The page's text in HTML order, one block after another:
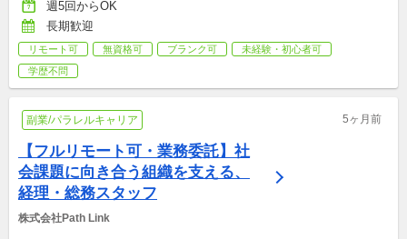
週5回からOK
長期歓迎
リモート可 無資格可 ブランク可
未経験・初心者可
学歴不問
副業/パラレルキャリア 5ヶ月前
【フルリモート可・業務委託】社
会課題に向き合う組織を支える、
経理・総務スタッフ
株式会社Path Link